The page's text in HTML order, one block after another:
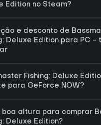
Edition no Steam?
e desconto de
Deluxe Edition para PC -
Fishing: Deluxe
para GeForce NOW?
boa altura para comprar
Deluxe Edition?